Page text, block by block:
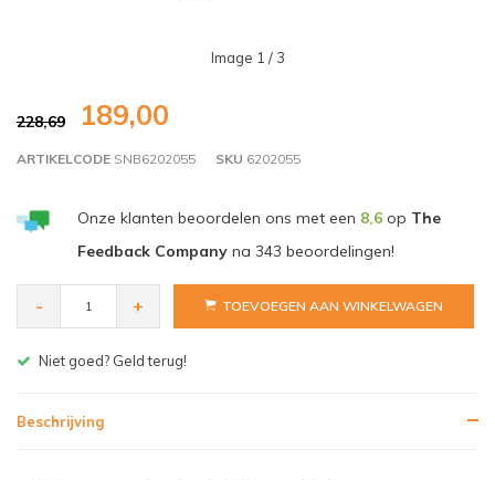
Image 1 / 3
228,69 189,00
ARTIKELCODE SNB6202055 SKU 6202055
Onze klanten beoordelen ons met een 8,6op The
Feedback Companyna 343 beoordelingen!
- + TOEVOEGEN AAN WINKELWAGEN
Niet goed? Geld terug!
Beschrijving